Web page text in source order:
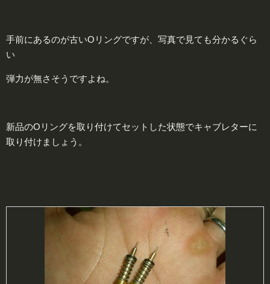
手前にあるのが古いOリングですが、写真で見ても分かるぐら
い
弾力が無さそうですよね。
新品のOリングを取り付けてセットした状態でキャブレターに
取り付けましょう。